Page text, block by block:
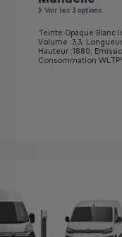
Voir les 3 options
Teinte Opaque Blanc
Volume :3,3;
Hauteur :1880;
Consommation